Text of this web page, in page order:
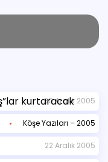
kurtaracak
30 Aralık 2005
Köşe Yazıları – 2005
22 Aralık 2005